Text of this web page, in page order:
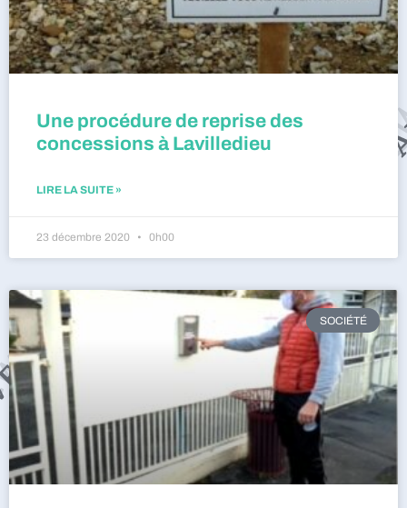
Une procédure de reprise des
concessions à Lavilledieu
LIRE LA SUITE »
23 décembre 2020 0h00
SOCIÉTÉ